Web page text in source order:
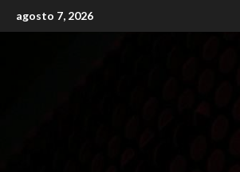
to
agosto 7, 2026